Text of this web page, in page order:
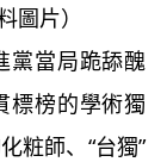
片）
當局跪舔醜
標榜的學術獨
粧師、“台獨”